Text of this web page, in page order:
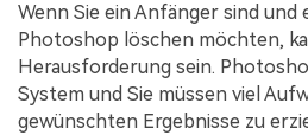
Wenn Sie ein Anfänger sind und
Photoshop löschen möchten,
Herausforderung sein.
System und Sie müssen viel
gewünschten Ergebnisse zu